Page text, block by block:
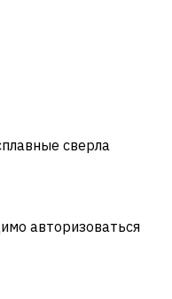
сверла
авторизоваться